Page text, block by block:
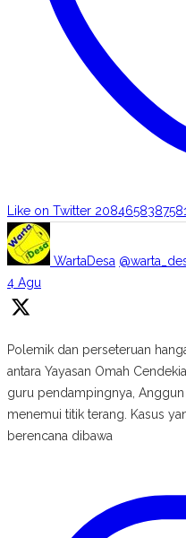
Like on Twitter
WartaDesa
4 Agu
Polemik dan perseteruan
antara Yayasan Omah
guru pendampingnya, Anggun
menemui titik terang. Kasus
berencana dibawa